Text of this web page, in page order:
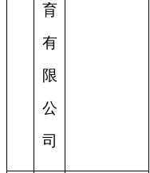
育
有
限
公
司